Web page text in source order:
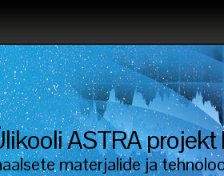
ASTRA projekt
materjalide ja